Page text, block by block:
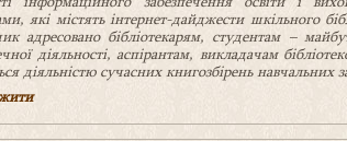
які містять інтернет-дайджести шкільного
адресовано бібліотекарям, студентам –
діяльності, аспірантам, викладачам
діяльністю сучасних книгозбірень навчальних